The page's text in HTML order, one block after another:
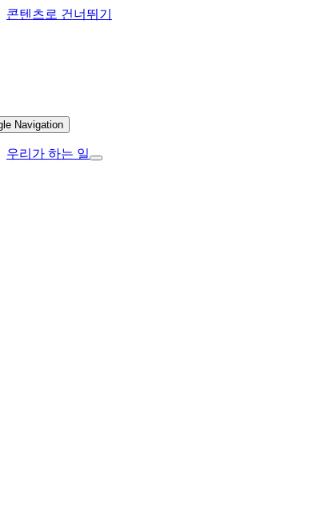
콘텐츠로 건너뛰기
Navigation
우리가 하는 일